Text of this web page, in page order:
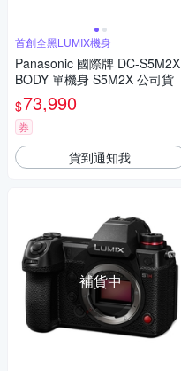
首創全黑LUMIX機身
Panasonic 國際牌 DC-S5M2X
BODY 單機身 S5M2X 公司貨
$73,990
券
貨到通知我
補貨中